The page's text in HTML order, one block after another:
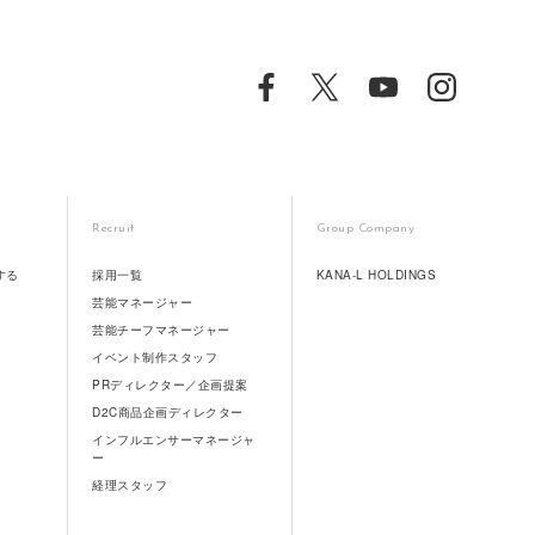
る
Recruit
採用一覧
芸能マネージャー
芸能チーフマネージャー
イベント制作スタッフ
PRディレクター／企画提案
D2C商品企画ディレクター
インフルエンサーマネージャ
ー
経理スタッフ
Group Company
KANA-L HOLDINGS